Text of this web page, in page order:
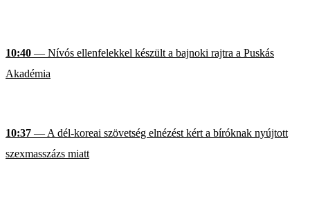
10:40 — Nívós ellenfelekkel készült a bajnoki rajtra a Puskás
Akadémia
10:37 — A dél-koreai szövetség elnézést kért a bíróknak nyújtott
szexmasszázs miatt